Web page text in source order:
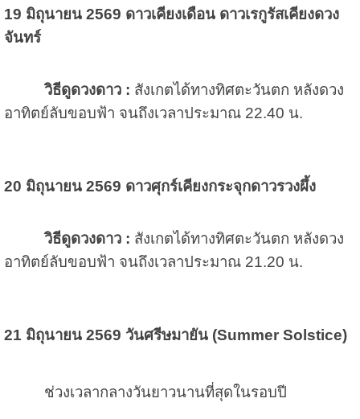
19 มิถุนายน 2569 ดาวเคียงเดือน ดาวเรกูรัสเคียงดวง
จันทร์
วิธีดูดวงดาว : สังเกตได้ทางทิศตะวันตก หลังดวง
อาทิตย์ลับขอบฟ้า จนถึงเวลาประมาณ 22.40 น.
20 มิถุนายน 2569 ดาวศุกร์เคียงกระจุกดาวรวงผึ้ง
วิธีดูดวงดาว : สังเกตได้ทางทิศตะวันตก หลังดวง
อาทิตย์ลับขอบฟ้า จนถึงเวลาประมาณ 21.20 น.
21 มิถุนายน 2569 วันศรีษมายัน (Summer Solstice)
ช่วงเวลากลางวันยาวนานที่สุดในรอบปี